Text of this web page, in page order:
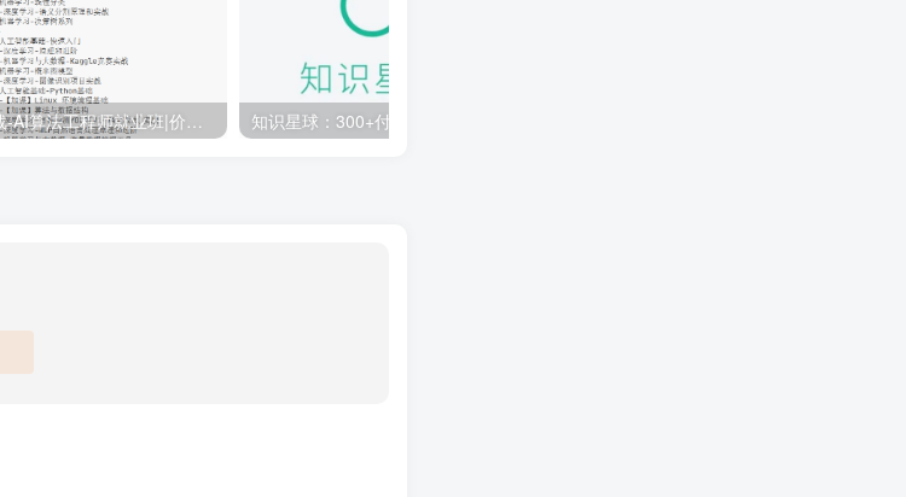
百战-AI算法工程师就业班|价值18980元|冲击百万年薪|完结无秘